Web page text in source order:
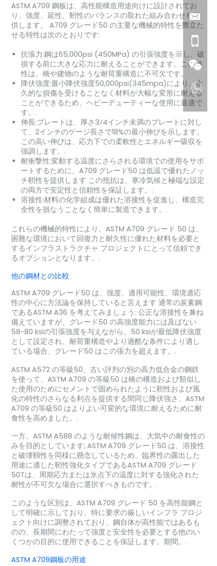
ASTM A709 鋼板は、高性能構造用途向けに設計されてお
り、強度、延性、靭性のバランスの取れた組み合わせを提
供します。 A709 グレード50 の主要な機械的特性を際立た
せる特性は次のとおりです:
抗張力:鋼は65,000psi (450MPa) の引張強度を示し、破
損する前に大きな応力に耐えることができます。この特
性は、橋や建物のような耐荷重構造に不可欠です。.
降伏強度:最小降伏強度50,000psi(345mpa)により、永
久的な損傷を受けることなく材料が大幅な変形に耐える
ことができるため、ヘビーデューティーな使用に最適で
す。.
伸長:プレートは、厚さ3⁄4インチ未満のプレートに対し
て、2インチのゲージ長さで18%の最小伸びを示します。
この高い伸びは、応力下での柔軟性とエネルギー吸収を
強調します。.
耐衝撃性:変動する温度にさらされる環境での使用をサポ
ートするために、A709 グレード50 は低温で優れたノッ
チ靭性を提供します この抵抗は、寒冷気候と極端な設定
の両方で安定性と信頼性を保証します。.
溶接性:材料の化学組成は優れた溶接性を促進し、構造完
全性を損なうことなく簡単に製造できます。.
これらの機械的特性により、ASTM A709 グレード 50 は、
困難な環境において回復力と耐久性に優れた材料を必要と
するインフラストラクチャ プロジェクトにとって信頼でき
るオプションとなります。.
他の鋼材との比較
ASTM A709 グレード50 は、強度、適用可能性、環境適応
性の中心に方法論を保持していると言えます 通常の炭素鋼
であるASTM A36 を考えてみましょう: 公正な溶接性を兼ね
備えていますが、グレード50 の高強度能力には及ばない
58-80 ksiの引張強度を与えながら、50 ksiが最低降伏強度
として設定され、耐荷重構造やより過酷な条件により適し
ている場合、グレード50 はこの張力を超えます。.
ASTM A572 の等級50、古い評判の別の高力低合金の鋼鉄
を使って、ASTM A709 の等級50 は橋の構造および類似し
た使用のためにセメントで固められたように靭性および風
化の特性のさらなる利点を提供する間同じ降伏強さ、ASTM
A709 の等級50 はよりよい可変的な環境に耐えるために耐
食性を高めました。.
一方、ASTM A588 のような耐候性鋼は、大気中の耐食性の
みを目的としています; ASTM A709 グレード50 は、溶接性
と破壊靱性を同様に懸念しているため、臨界性の露出した
用途に適した靭性強化タイプであるASTM A709 グレード
50Tは、周期応力または氷点下の温度に対する強化された
耐性が不可欠な場合に選択すべきものです。.
このような区別は、ASTM A709 グレード 50 を高性能鋼と
して明確に示しており、特に要求の厳しいインフラ プロジ
ェクト向けに調整されており、鋼自体が高性能ではあるも
のの、長期間にわたって強度と安全性を必要とする他のい
くつかの目的に使用できることを保証します。期間。.
ASTM A709鋼板の用途